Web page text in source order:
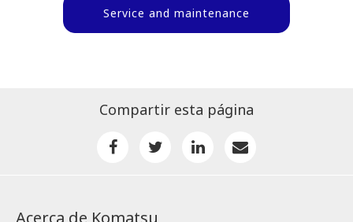
Service and maintenance
Compartir esta página